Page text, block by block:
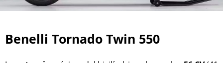
Benelli Tornado Twin 550